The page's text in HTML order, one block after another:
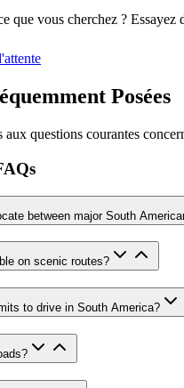
que vous cherchez ? Essayez
Posées
aux questions courantes
between major South
on scenic routes?
to drive in South America?